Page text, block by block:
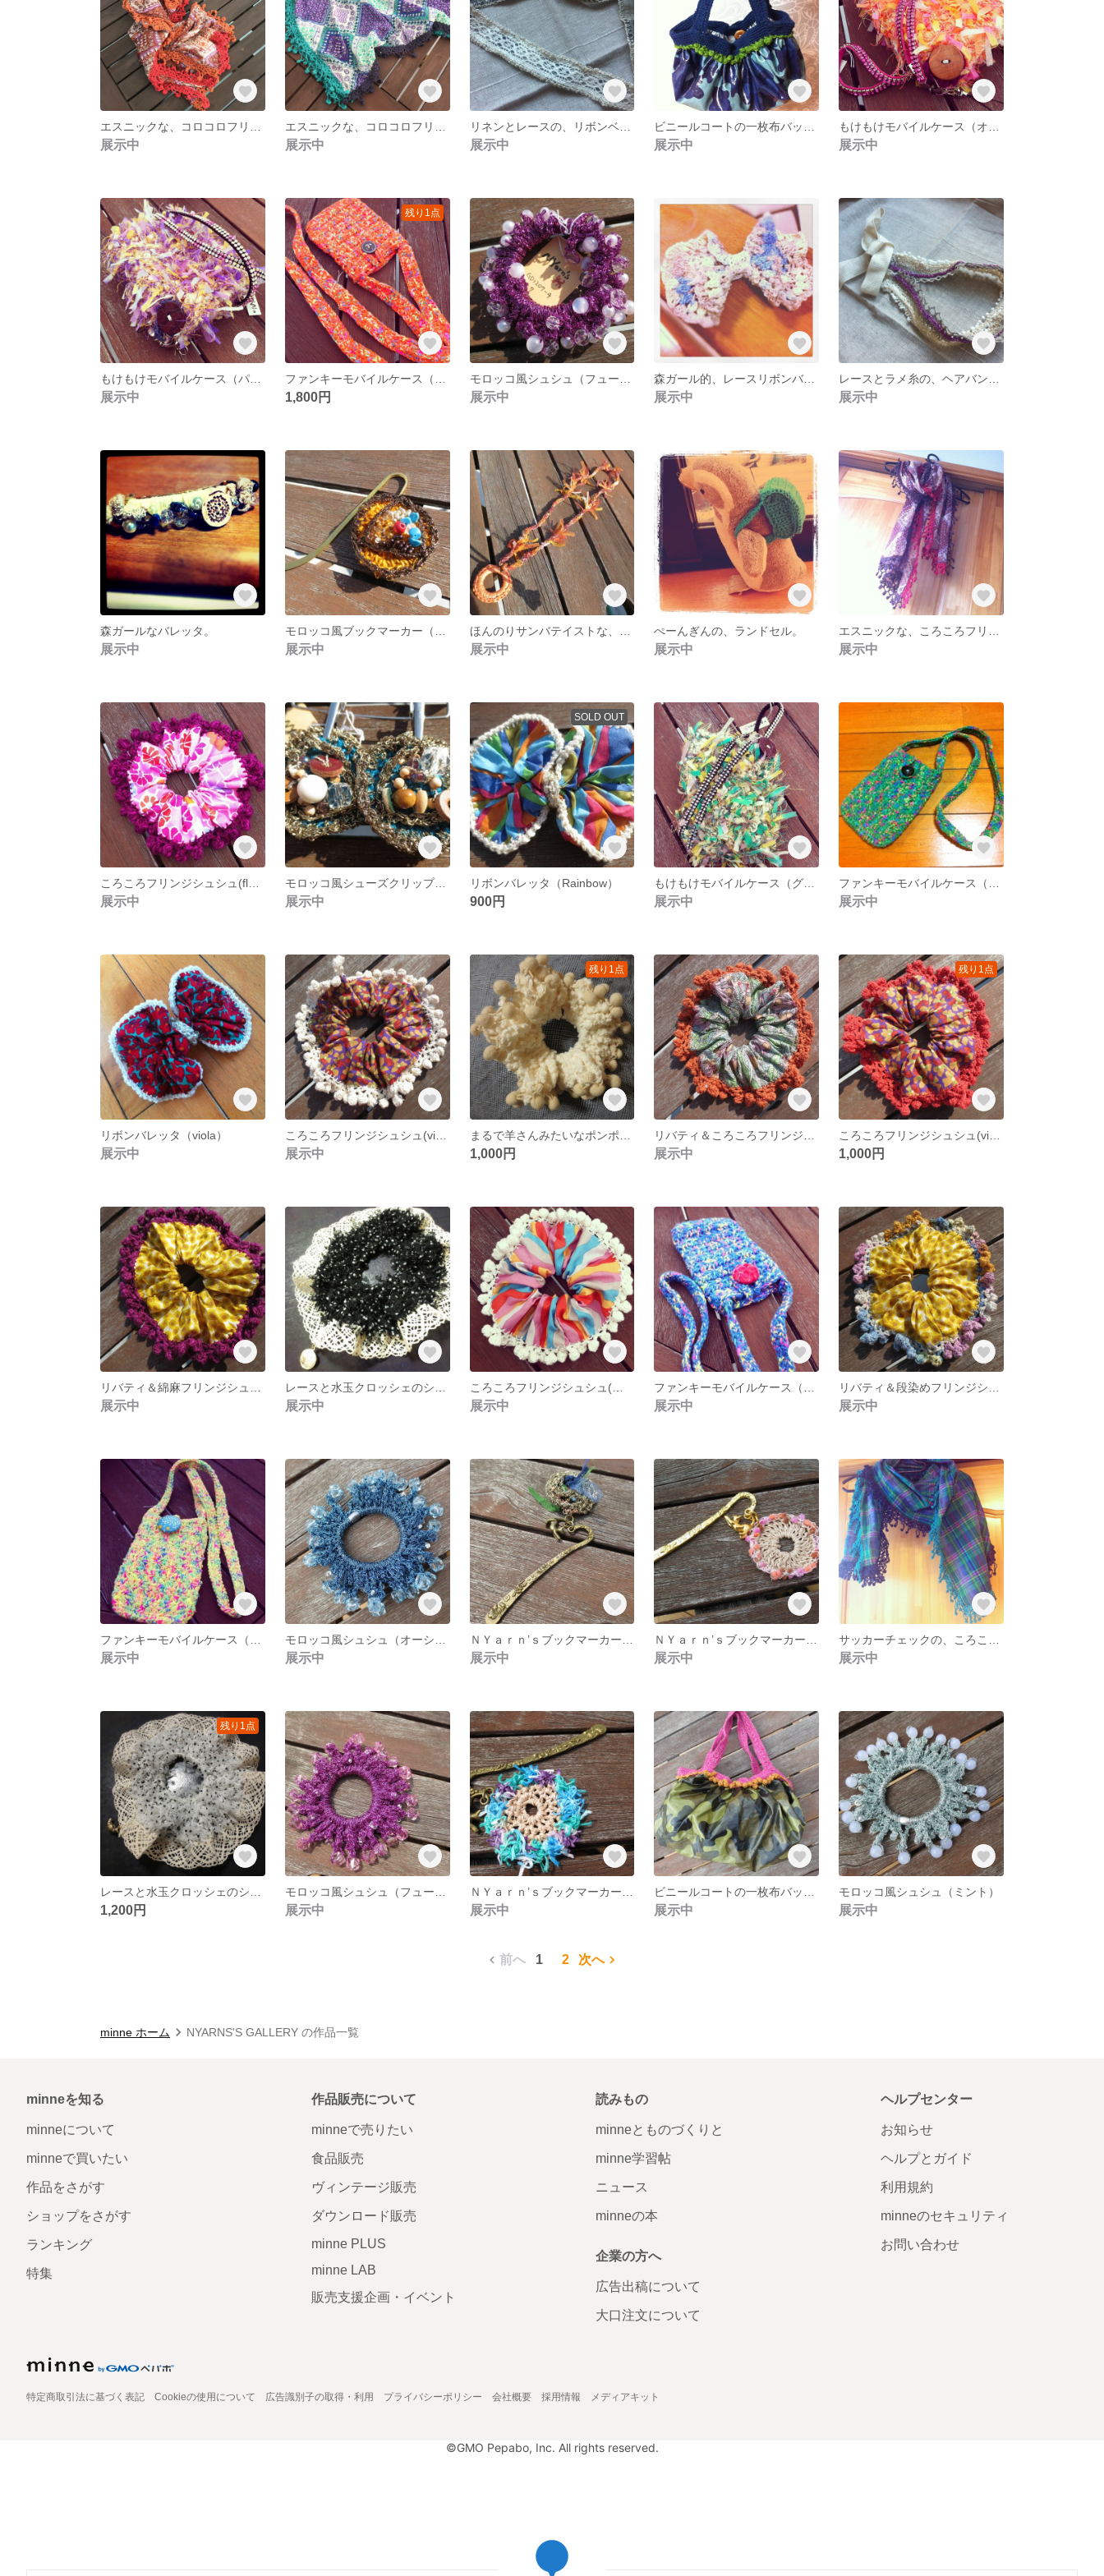
展示中 展示中
リネンとレースの、リボンベルト(チェック）
展示中 展示中 展示中
展示中
残り1点
1,800円 展示中
森ガール的、レースリボンバレッタ。
展示中 展示中
森ガールなバレッタ。
展示中 展示中 展示中
ぺーんぎんの、ランドセル。
展示中 展示中
展示中
モロッコ風シューズクリップ（ターコイズブルー）
展示中
SOLD OUT
リボンバレッタ（Rainbow）
900円 展示中 展示中
リボンバレッタ（viola）
展示中
ころころフリンジシュシュ(viola:B)
展示中
残り1点
1,000円 展示中
残り1点
1,000円
展示中 展示中
ころころフリンジシュシュ(薄rainbow)
展示中 展示中 展示中
展示中 展示中 展示中 展示中 展示中
残り1点
1,200円 展示中 展示中 展示中
モロッコ風シュシュ（ミント）
展示中
前へ 1 2 次へ
minne ホーム NYARNS'S GALLERY の作品一覧
minneを知る
minneについて
minneで買いたい
作品をさがす
ショップをさがす
ランキング
特集
作品販売について
minneで売りたい
食品販売
ヴィンテージ販売
ダウンロード販売
minne PLUS
minne LAB
販売支援企画・イベント
読みもの
minneとものづくりと
minne学習帖
ニュース
minneの本
企業の方へ
広告出稿について
大口注文について
ヘルプセンター
お知らせ
ヘルプとガイド
利用規約
minneのセキュリティ
お問い合わせ
特定商取引法に基づく表記 Cookieの使用について 広告識別子の取得・利用 プライバシーポリシー 会社概要 採用情報 メディアキット
©GMO Pepabo, Inc. All rights reserved.